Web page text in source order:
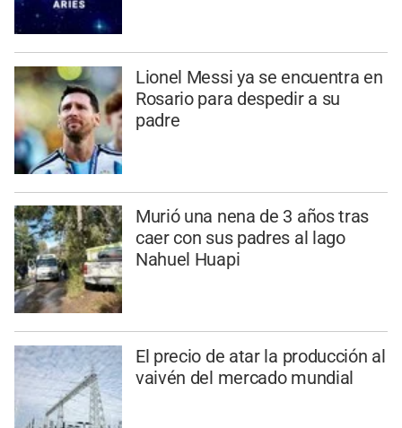
Lionel Messi ya se encuentra en
Rosario para despedir a su
padre
Murió una nena de 3 años tras
caer con sus padres al lago
Nahuel Huapi
El precio de atar la producción al
vaivén del mercado mundial